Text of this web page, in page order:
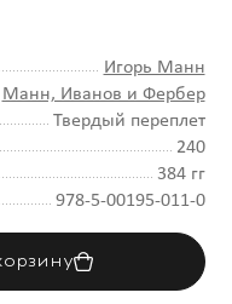
Игорь Манн
Манн, Иванов и Фербер
Твердый переплет
240
384 гг
978-5-00195-011-0